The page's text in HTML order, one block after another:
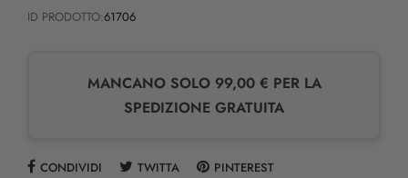
ID PRODOTTO:61706
MANCANO SOLO 99,00 € PER LA
SPEDIZIONE GRATUITA
CONDIVIDI TWITTA PINTEREST